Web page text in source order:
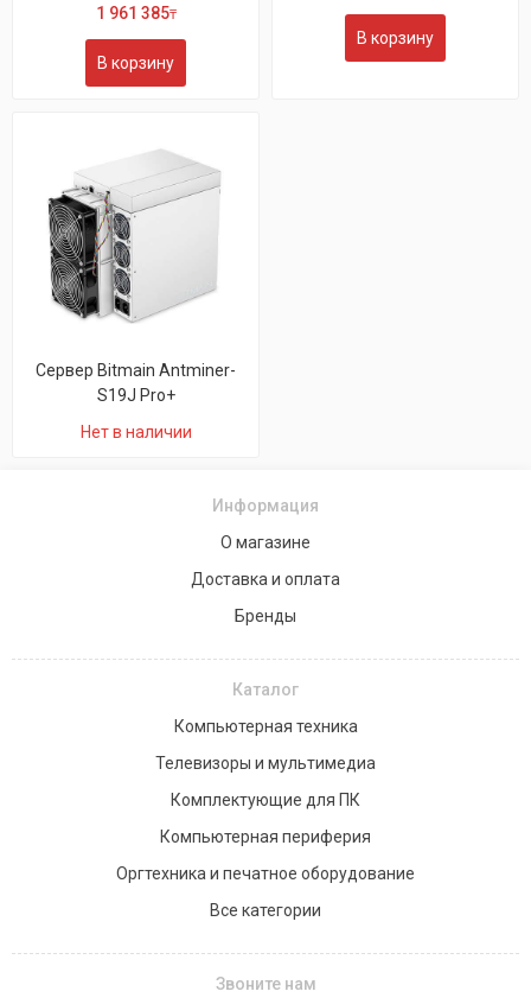
1 961 385₸
В корзину
В корзину
Сервер Bitmain Antminer-
S19J Pro+
Нет в наличии
Информация
О магазине
Доставка и оплата
Бренды
Каталог
Компьютерная техника
Телевизоры и мультимедиа
Комплектующие для ПК
Компьютерная периферия
Оргтехника и печатное оборудование
Все категории
Звоните нам